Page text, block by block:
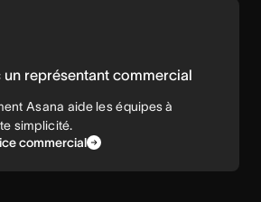
un représentant commercial
Asana aide les équipes à
simplicité.
commercial